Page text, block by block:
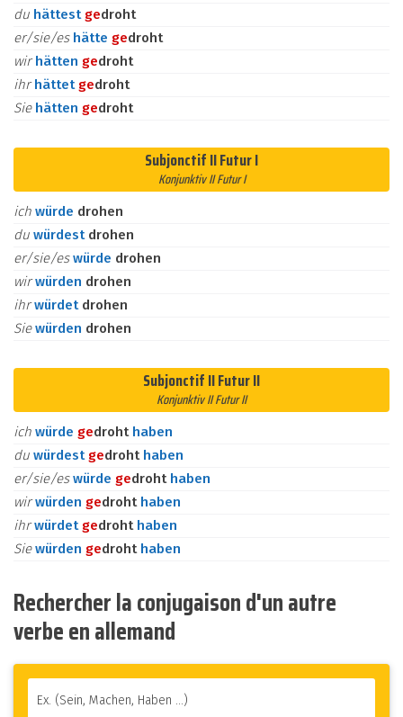
du hättest gedroht
er/sie/es hätte gedroht
wirhätten gedroht
ihrhättet gedroht
Sie hätten gedroht
Subjonctif II Futur I
Konjunktiv II Futur I
ich würde drohen
du würdest drohen
er/sie/eswürde drohen
wirwürden drohen
ihrwürdet drohen
Siewürden drohen
Subjonctif II Futur II
Konjunktiv II Futur II
ich würde gedroht haben
du würdest gedroht haben
er/sie/eswürde gedroht haben
wirwürden gedroht haben
ihrwürdet gedroht haben
Siewürden gedroht haben
Rechercher la conjugaison d'un autre
verbe en allemand